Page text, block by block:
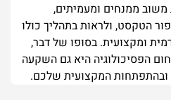
ממנחים ומעמיתים,
הטקסט, ולראות בתהליך כולו
ומקצועית. בסופו של דבר,
הפסיכולוגיה היא גם השקעה
ובהתפתחות המקצועית שלכם.